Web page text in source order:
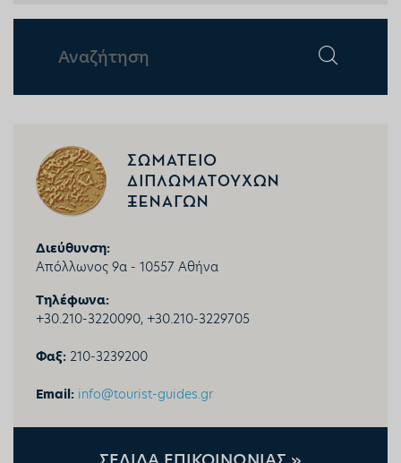
Διεύθυνση:
Απόλλωνος 9α - 10557 Αθήνα
Τηλέφωνα:
+30.210-3220090, +30.210-3229705
Φαξ: 210-3239200
Email: info@tourist-guides.gr